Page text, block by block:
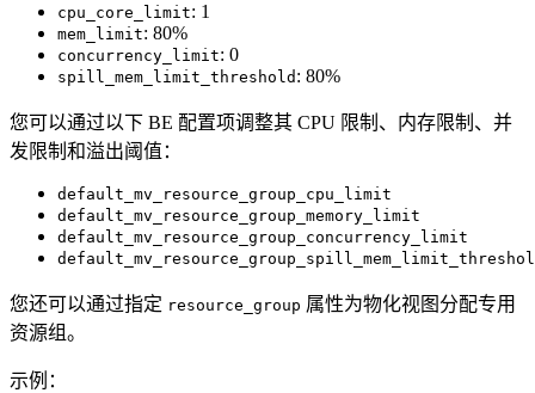
cpu_core_limit: 1
mem_limit: 80%
concurrency_limit: 0
spill_mem_limit_threshold : 80%
您可以通过以下 BE 配置项调整其 CPU 限制、内存限制、并
发限制和溢出阈值：
default_mv_resource_group_cpu_limit
default_mv_resource_group_memory_limit
default_mv_resource_group_concurrency_limit
您还可以通过指定 resource_group 属性为物化视图分配专用
资源组。
示例：